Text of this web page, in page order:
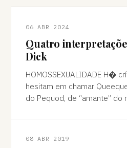
06 ABR 2024
Quatro
Dick
HOMOSSEXUALIDADE H� críticos que não
hesitam em chamar
do Pequod, de “amante” do
compreens
08 ABR 2019